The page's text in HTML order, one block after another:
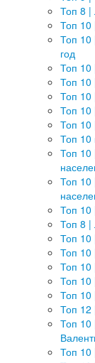
Топ 8 |
Топ 10
Топ
год
Топ 10
Топ 10
Топ 10
Топ 10
Топ 10
Топ 10
Топ
Топ
Топ 10
Топ 8 |
Топ
Топ 10
Топ
Топ 10
Топ 10
Топ 12
Топ 10
Топ 10